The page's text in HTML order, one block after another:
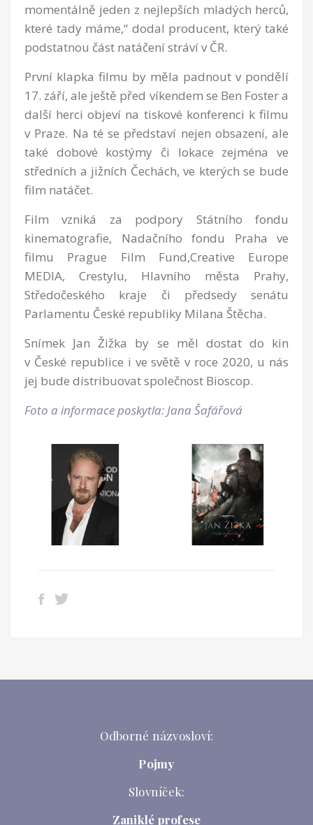
momentálně jeden z nejlepších mladých herců,
které tady máme,“ dodal producent, který také
podstatnou část natáčení stráví v ČR.
První klapka filmu by měla padnout v pondělí
17. září, ale ještě před víkendem se Ben Foster a
další herci objeví na tiskové konferenci k filmu
v Praze. Na té se představí nejen obsazení, ale
také dobové kostýmy či lokace zejména ve
středních a jižních Čechách, ve kterých se bude
film natáčet.
Film vzniká za podpory Státního fondu
kinematografie, Nadačního fondu Praha ve
filmu Prague Film Fund,Creative Europe
MEDIA, Crestylu, Hlavního města Prahy,
Středočeského kraje či předsedy senátu
Parlamentu České republiky Milana Štěcha.
Snímek Jan Žižka by se měl dostat do kin
v České republice i ve světě v roce 2020, u nás
jej bude distribuovat společnost Bioscop.
Foto a informace poskytla: Jana Šafářová
Odborné názvosloví:
Pojmy
Slovníček:
Zaniklé profese